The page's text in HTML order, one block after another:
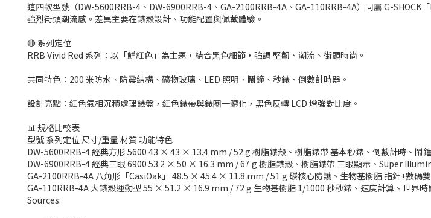
這四款型號（DW-5600RRB-4、DW-6900RRB-4、GA-2100RRB-4A、GA-110RRB-4A）同屬 G-SHOCK
強烈街頭潮流感。差異主要在錶殼設計、功能配置與佩戴體驗。
🔴 系列定位
RRB Vivid Red 系列：以「鮮紅色」為主題，結合黑色細節，強調 堅韌、潮流、街頭時尚。
共同特色：200 米防水、防震結構、礦物玻璃、LED 照明、鬧鐘、秒錶、倒數計時器。
設計亮點：紅色氣相沉積處理錶盤，紅色錶帶與錶圈一體化，黑色反轉 LCD 增強對比度。
📊 規格比較表
型號 系列定位 尺寸/重量 材質 功能特色
DW-5600RRB-4 經典方形 5600 43 × 43 × 13.4 mm / 52 g 樹脂錶殼、樹脂錶帶 基本秒錶、倒數計時、鬧
DW-6900RRB-4 經典三眼 6900 53.2 × 50 × 16.3 mm / 67 g 樹脂錶殼、樹脂錶帶 三眼顯示、Super
GA-2100RRB-4A 八角形「CasiOak」 48.5 × 45.4 × 11.8 mm / 51 g 碳核心防護、生物基樹脂 指針+數碼
GA-110RRB-4A 大錶殼運動型 55 × 51.2 × 16.9 mm / 72 g 生物基樹脂 1/1000 秒秒錶、速度計算、世界時
Sources: